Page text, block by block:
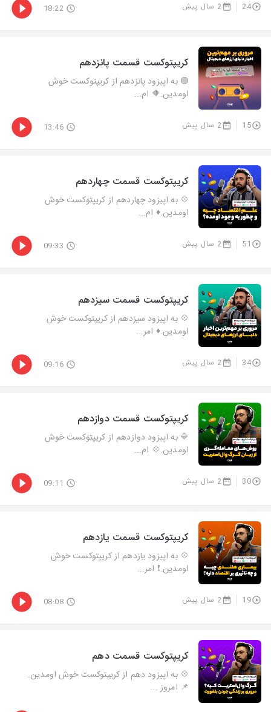
24 2 سال پیش 18:22
کریپتوکست قسمت پانزدهم
🟢 به اپیزود پانزدهم از کریپتوکست خوش
اومدین.🔶 ام...
15 2 سال پیش 13:46
کریپتوکست قسمت چهاردهم
💠 به اپیزود چهاردهم از کریپتوکست خوش
اومدین.♦️ ام...
51 2 سال پیش 09:33
کریپتوکست قسمت سیزدهم
💠 به اپیزود سیزدهم از کریپتوکست خوش
اومدین.♦️ امر...
34 2 سال پیش 09:16
کریپتوکست قسمت دوازدهم
🔷 به اپیزود دوازدهم از کریپتوکست خوش
اومدین.💠 ام...
30 2 سال پیش 09:11
کریپتوکست قسمت یازدهم
💠 به اپیزود یازدهم از کریپتوکست خوش
اومدین.❗️ امر...
19 2 سال پیش 08:08
کریپتوکست قسمت دهم
💠 به اپیزود دهم از کریپتوکست خوش اومدین.
📌 امروز ...